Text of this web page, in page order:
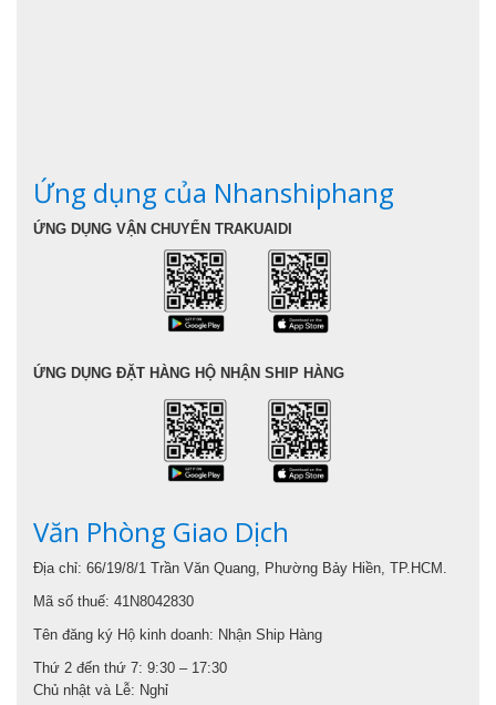
Ứng dụng của Nhanshiphang
ỨNG DỤNG VẬN CHUYỂN TRAKUAIDI
ỨNG DỤNG ĐẶT HÀNG HỘ NHẬN SHIP HÀNG
Văn Phòng Giao Dịch
Địa chỉ: 66/19/8/1 Trần Văn Quang, Phường Bảy Hiền, TP.HCM.
Mã số thuế: 41N8042830
Tên đăng ký Hộ kinh doanh: Nhận Ship Hàng
Thứ 2 đến thứ 7: 9:30 – 17:30
Chủ nhật và Lễ: Nghỉ